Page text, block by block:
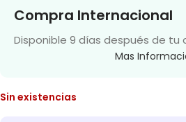
Compra Internacional
Disponible 9 días después de tu
Mas
Sin existencias